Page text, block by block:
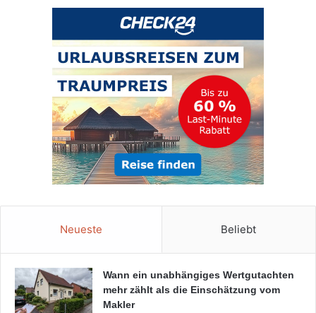
Neueste Beliebt
Wann ein unabhängiges Wertgutachten
mehr zählt als die Einschätzung vom
Makler